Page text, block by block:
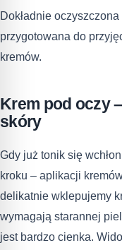
Dokładnie
przygotowana do
kremów.
Krem pod oczy
skóry
Gdy już tonik się
kroku – aplikacji
delikatnie wklepujemy
wymagają starannej
jest bardzo cienka.